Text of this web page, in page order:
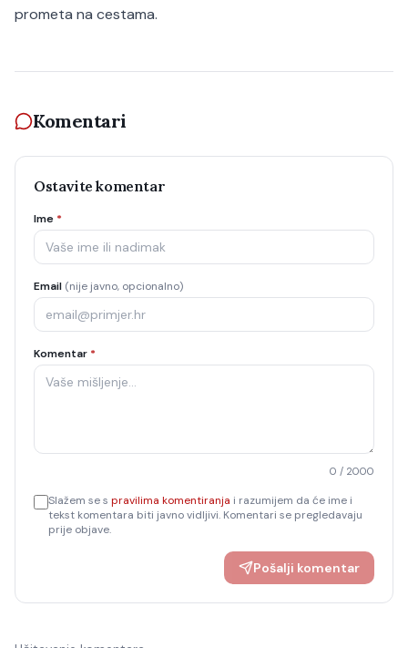
prometa na cestama.
Komentari
Ostavite komentar
Ime *
Email (nije javno, opcionalno)
Komentar *
0 / 2000
Slažem se s pravilima komentiranja i razumijem da će ime i
tekst komentara biti javno vidljivi. Komentari se pregledavaju
prije objave.
Pošalji komentar